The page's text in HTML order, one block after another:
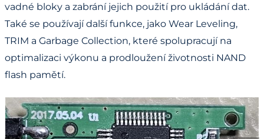
vadné bloky a zabrání jejich použití pro ukládání dat.
Také se používají další funkce, jako Wear Leveling,
TRIM a Garbage Collection, které spolupracují na
optimalizaci výkonu a prodloužení životnosti NAND
flash pamětí.